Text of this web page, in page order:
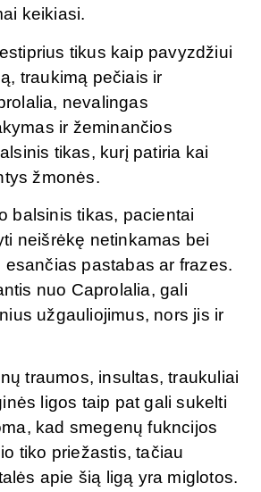
keikiasi.
tikus kaip pavyzdžiui
traukimą pečiais ir
nevalingas
ir žeminančios
tikas, kurį patiria kai
žmonės.
balsinis tikas, pacientai
neišrėkę netinkamas bei
esančias pastabas ar frazes.
nuo Caprolalia, gali
užgauliojimus, nors jis ir
traumos, insultas, traukuliai
ligos taip pat gali sukelti
kad smegenų fukncijos
tiko priežastis, tačiau
apie šią ligą yra miglotos.